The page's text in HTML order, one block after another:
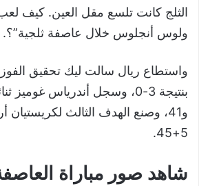
الثلج كانت تلسع مقل العين. كيف
ولوس أنجلوس خلال عاصفة ثلجية”؟.
واستطاع ريال سالت ليك تحقيق
و41، وصنع الهدف الثالث لكريستيان
5+45.
شاهد صور مباراة